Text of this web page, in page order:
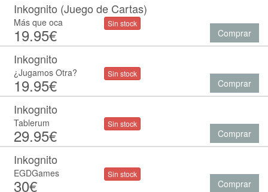
Inkognito (Juego de Cartas)
Más que oca
19.95€
Sin stock
Comprar
Inkognito
¿Jugamos Otra?
19.95€
Sin stock
Comprar
Inkognito
Tablerum
29.95€
Sin stock
Comprar
Inkognito
EGDGames
30€
Sin stock
Comprar